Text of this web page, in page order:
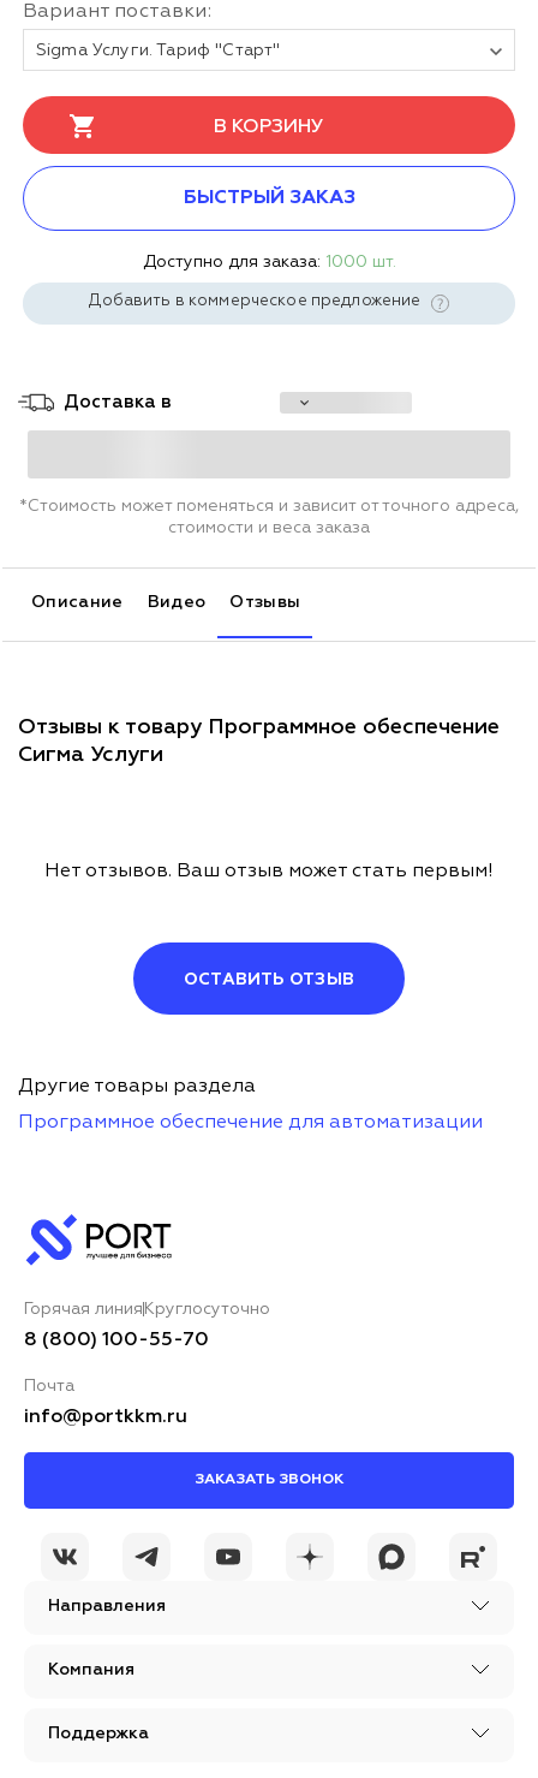
Вариант поставки:
Sigma Услуги. Тариф "Старт"
В КОРЗИНУ
БЫСТРЫЙ ЗАКАЗ
Доступно для заказа: 1000 шт.
Добавить в коммерческое предложение
Доставка в
*Стоимость может поменяться и зависит от точного адреса,
стоимости и веса заказа
Описание Видео Отзывы
Отзывы к товару Программное обеспечение
Сигма Услуги
Нет отзывов. Ваш отзыв может стать первым!
ОСТАВИТЬ ОТЗЫВ
Другие товары раздела
Программное обеспечение для автоматизации
Направления
Компания
Поддержка
Горячая линия Круглосуточно
8 (800) 100-55-70
Почта
info@portkkm.ru
ЗАКАЗАТЬ ЗВОНОК